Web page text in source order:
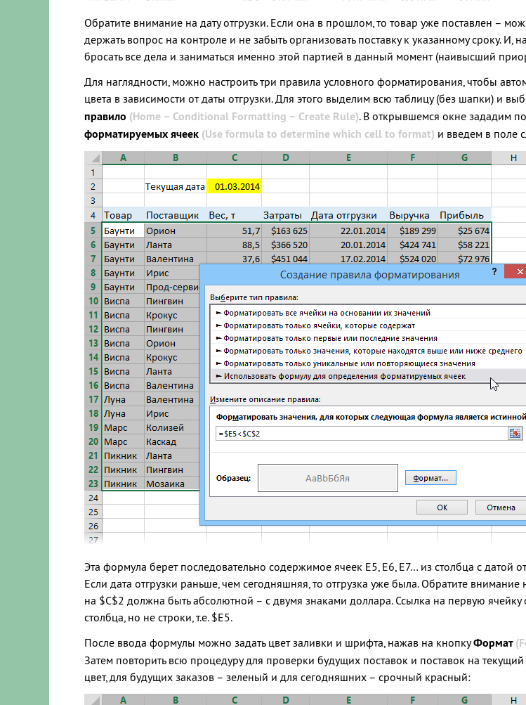
Обратите внимание на дату отгрузки. Если она в прошлом, то товар уже поставлен –
держать вопрос на контроле и не забыть организовать поставку к указанному сроку. И,
бросать все дела и заниматься именно этой партией в данный момент (наивысший
Для наглядности, можно настроить три правила условного форматирования, чтобы
цвета в зависимости от даты отгрузки. Для этого выделим всю таблицу (без шапки) и
правило (Home – Conditional Formatting – Create Rule). В открывшемся окне зададим
форматируемых ячеек (Use formula to determine which cell to format) и введем в поле
Эта формула берет последовательно содержимое ячеек E5, E6, E7… из столбца с датой
Если дата отгрузки раньше, чем сегодняшняя, то отгрузка уже была. Обратите
на $C$2 должна быть абсолютной – с двумя знаками доллара. Ссылка на первую ячейку
столбца, но не строки, т.е. $E5.
После ввода формулы можно задать цвет заливки и шрифта, нажав на кнопкуФормат
Затем повторить всю процедуру для проверки будущих поставок и поставок на
цвет, для будущих заказов – зеленый и для сегодняшних – срочный красный: